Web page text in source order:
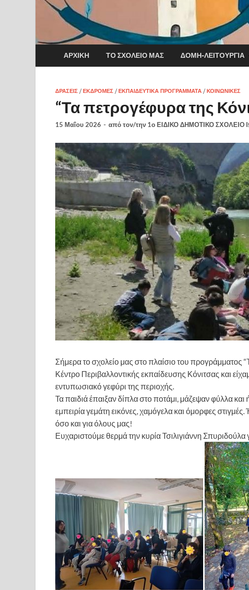
ΑΡΧΙΚΉ ΤΟ ΣΧΟΛΕΊΟ ΜΑΣ ΔΟΜΉ-ΛΕΙΤΟΥΡΓΊΑ
ΔΡΆΣΕΙΣ /ΕΚΔΡΟΜΈΣ /ΕΚΠΑΙΔΕΥΤΙΚΆ ΠΡΟΓΡΆΜΜΑΤΑ /ΚΟΙΝΩΝΙΚΈΣ
“Τα πετρογέφυρα της
15 Μαΐου 2026 - από τον/την 1ο ΕΙΔΙΚΟ ΔΗΜΟΤΙΚΟ ΣΧΟΛΕΙΟ
Σήμερα το σχολείο μας στο πλαίσιο του προγράμματος
Κέντρο Περιβαλλοντικής εκπαίδευσης Κόνιτσας και
εντυπωσιακό γεφύρι της περιοχής.
Τα παιδιά έπαιξαν δίπλα στο ποτάμι, μάζεψαν φύλλα
εμπειρία γεμάτη εικόνες, χαμόγελα και όμορφες
όσο και για όλους μας!
Ευχαριστούμε θερμά την κυρία Τσιλιγιάννη